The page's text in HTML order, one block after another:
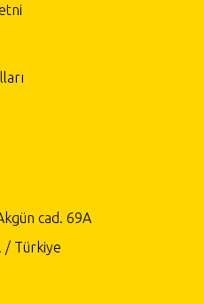
cad. 69A
/ Türkiye